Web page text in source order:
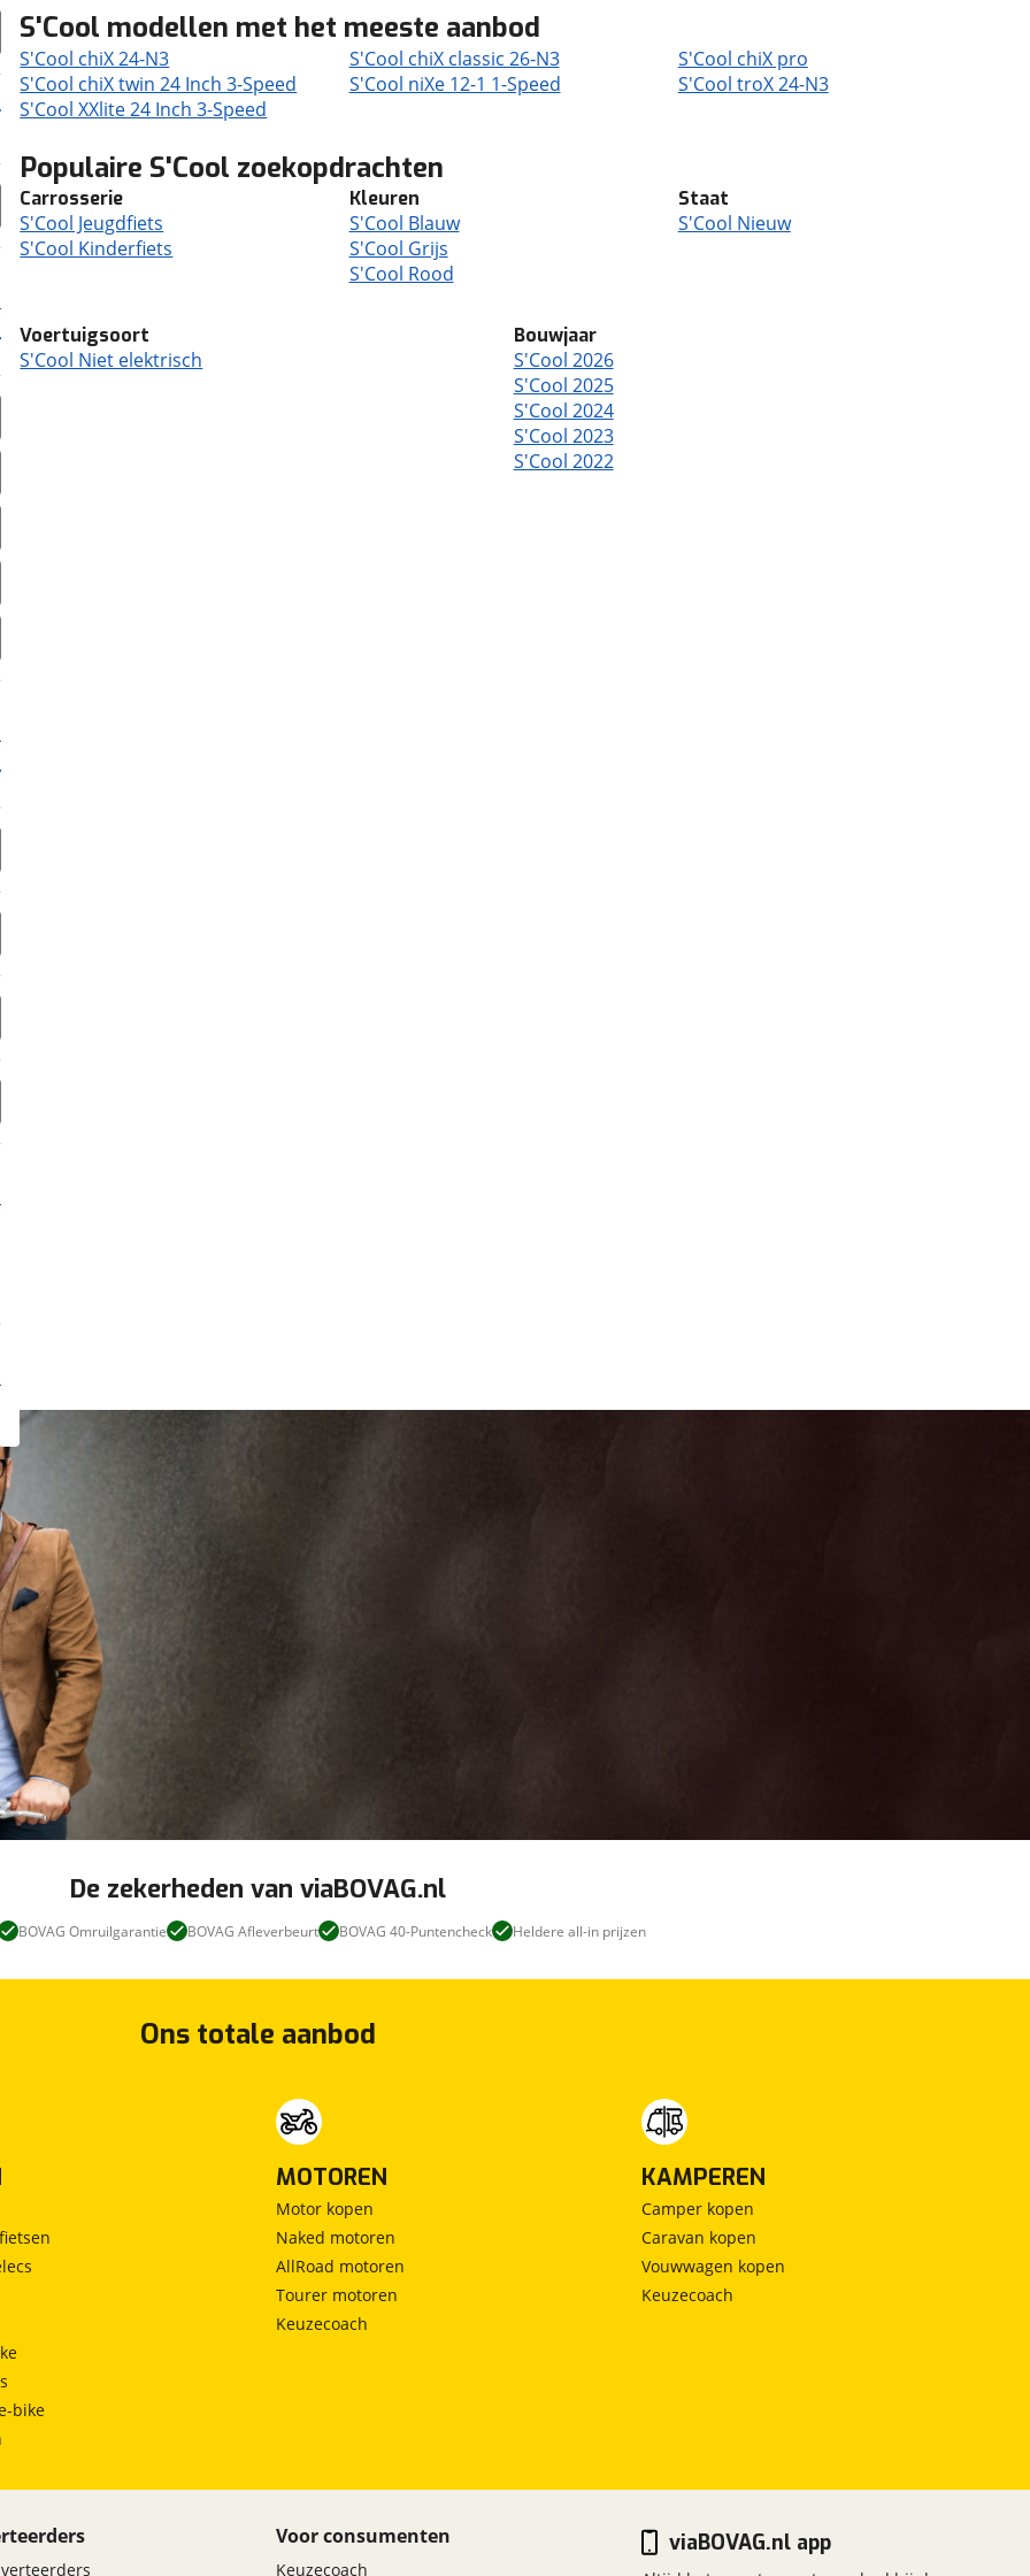
S'Cool modellen met het meeste aanbod
S'Cool chiX 24-N3 S'Cool chiX classic 26-N3
S'Cool chiX pro
S'Cool chiX twin 24 Inch 3-Speed
S'Cool niXe 12-1 1-Speed
S'Cool troX 24-N3
S'Cool XXlite 24 Inch 3-Speed
Populaire S'Cool zoekopdrachten
Carrosserie
S'Cool Jeugdfiets
S'Cool Kinderfiets
Kleuren
S'Cool Blauw
S'Cool Grijs
S'Cool Rood
Staat
S'Cool Nieuw
Voertuigsoort
S'Cool Niet elektrisch
Bouwjaar
S'Cool 2026
S'Cool 2025
S'Cool 2024
S'Cool 2023
S'Cool 2022
De zekerheden van viaBOVAG.nl
BOVAG Omruilgarantie BOVAG Afleverbeurt BOVAG 40-Puntencheck Heldere all-in prijzen
Ons totale aanbod
bike
MOTOREN
Motor kopen
Naked motoren
AllRoad motoren
Tourer motoren
Keuzecoach
KAMPEREN
Camper kopen
Caravan kopen
Vouwwagen kopen
Keuzecoach
Voor consumenten
Keuzecoach
viaBOVAG.nl app